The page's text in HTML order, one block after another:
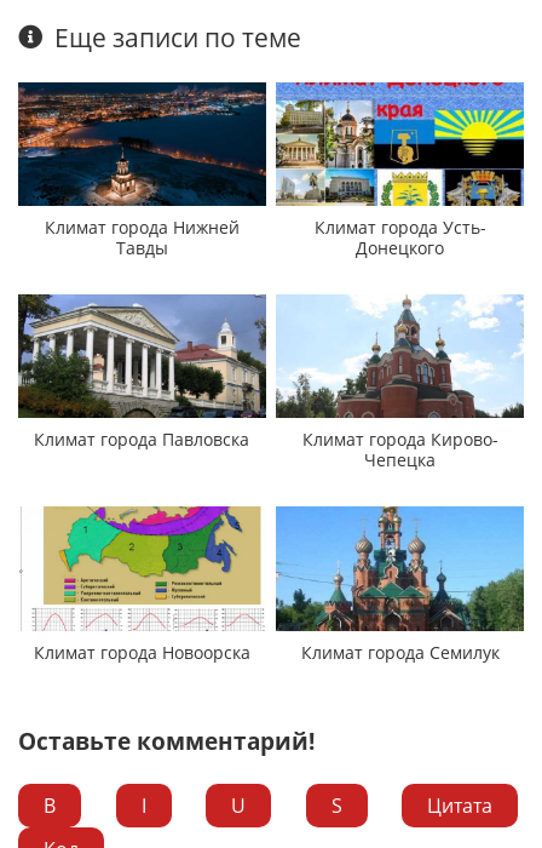
Еще записи по теме
Климат города Нижней
Тавды
Климат города Усть-
Донецкого
Климат города Павловска
Климат города Кирово-
Чепецка
Климат города Новоорска Климат города Семилук
Оставьте комментарий!
B I U S
Цитата